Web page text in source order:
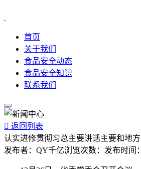
首页
关于我们
食品安全动态
食品安全知识
联系我们
 返回列表
认实进修贯彻习总主要讲话主要和地
发布者： QY千亿浏览次数： 发布时间：